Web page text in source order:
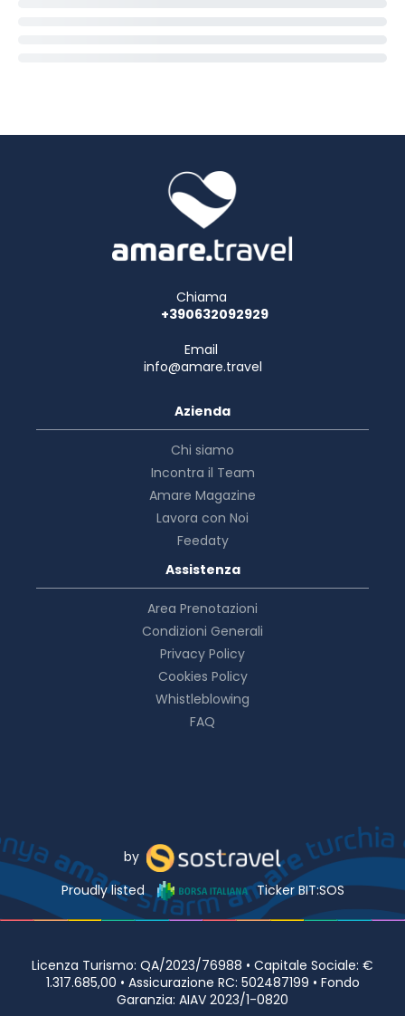
Chiama
+390632092929
Email
info@amare.travel
Azienda
Chi siamo
Incontra il Team
Amare Magazine
Lavora con Noi
Feedaty
Assistenza
Area Prenotazioni
Condizioni Generali
Privacy Policy
Cookies Policy
Whistleblowing
FAQ
by
Proudly listed
Ticker BIT:SOS
Licenza Turismo: QA/2023/76988 • Capitale Sociale: €
1.317.685,00 • Assicurazione RC: 502487199 • Fondo
Garanzia: AIAV 2023/1-0820